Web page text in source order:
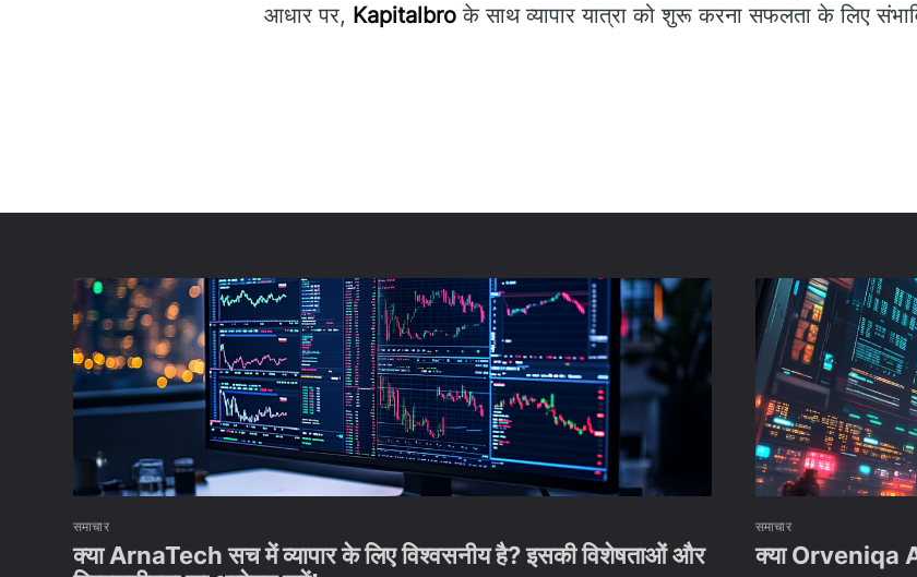
आधार पर, Kapitalbro के साथ व्यापार यात्रा को शुरू करना सफलता के लिए
समाचार
क्या ArnaTech सच में व्यापार के लिए विश्वसनीय है? इसकी विशेषताओं और
समाचार
क्या Orveniqa